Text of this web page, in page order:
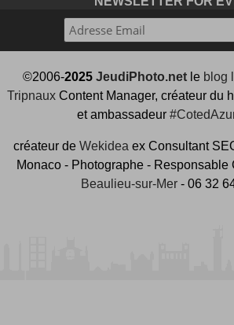
©2006-2025 JeudiPhoto.netle blog
TripnauxContent Manager, créateur du
et ambassadeur
créateur de Wekidea ex Consultant
Monaco - Photographe - Responsable
Beaulieu-sur-Mer - 06 32